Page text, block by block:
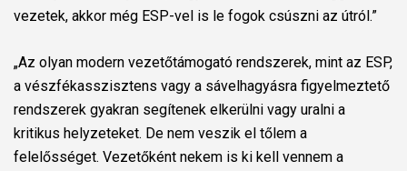
vezetek, akkor még ESP-vel is le fogok csúszni az útról.”
„Az olyan modern vezetőtámogató rendszerek, mint az ESP,
a vészfékasszisztens vagy a sávelhagyásra figyelmeztető
rendszerek gyakran segítenek elkerülni vagy uralni a
kritikus helyzeteket. De nem veszik el tőlem a
felelősséget. Vezetőként nekem is ki kell vennem a